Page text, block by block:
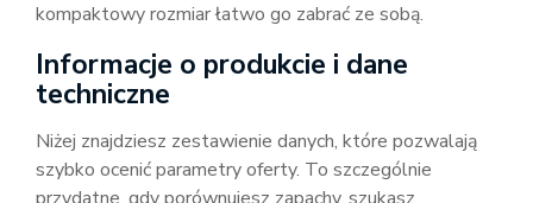
kompaktowy rozmiar łatwo go zabrać ze sobą.
Informacje o produkcie i dane
techniczne
Niżej znajdziesz zestawienie danych, które pozwalają
szybko ocenić parametry oferty. To szczególnie